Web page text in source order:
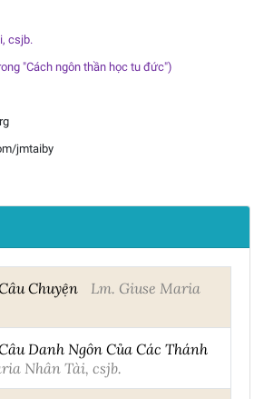
csjb.
"Cách ngôn thần học tu đức")
jmtaiby
Chuyện
Lm. Giuse Maria
Danh Ngôn Của Các Thánh
Nhân Tài, csjb.